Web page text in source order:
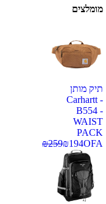
מומלצים
תיק מותן
Carhartt -
B554 -
WAIST
PACK
OFA
₪194
₪259